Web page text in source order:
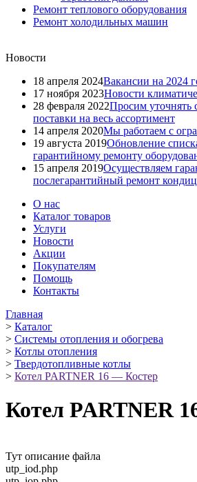
Ремонт теплового оборудования
Ремонт холодильных машин
Новости
18 апреля 2024Вакансии на 2024
17 ноября 2023Новости
28 февраля 2022Просим уточнять
поставки на весь ассортимент
14 апреля 2020Мы работаем с
19 августа 2019Обновление
гарантийному ремонту
15 апреля 2019Осуществляем
послегарантийный ремонт
О нас
Каталог товаров
Услуги
Новости
Акции
Покупателям
Помощь
Контакты
Главная
> Каталог
> Системы отопления и обогрева
> Котлы отопления
> Твердотопливные котлы
> Котел PARTNER 16 — Костер
Котел PARTNER
Тут описание файла
utp_iod.php